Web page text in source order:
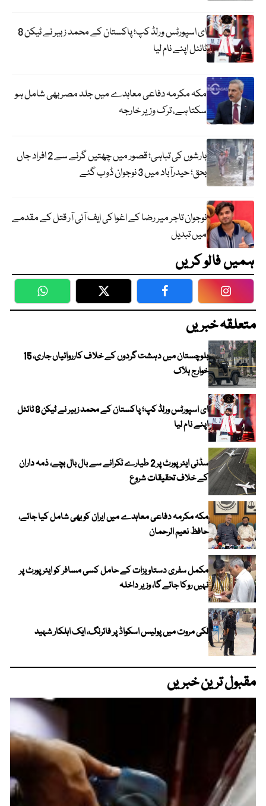
ای اسپورٹس ورلڈ کپ؛ پاکستان کے محمد زبیر نے ٹیکن 8
ٹائٹل اپنے نام لیا
مکہ مکرمہ دفاعی معاہدے میں جلد مصر بھی شامل ہو
سکتا ہے، ترک وزیر خارجہ
بارشوں کی تباہی؛ قصور میں چھتیں گرنے سے 2 افراد جاں
بحق؛ حیدرآباد میں 3 نوجوان ڈوب گئے
نوجوان تاجر میر رضا کے اغوا کی ایف آئی آر قتل کے مقدمے
میں تبدیل
ہمیں فالو کریں
WhatsApp Twitter Facebook
متعلقہ خبریں
بلوچستان میں دہشت گردوں کے خلاف کارروائیاں جاری، 15
خوارج ہلاک
ای اسپورٹس ورلڈ کپ؛ پاکستان کے محمد زبیر نے ٹیکن 8 ٹائٹل
اپنے نام لیا
سڈنی ایئرپورٹ پر 2 طیارے ٹکرانے سے بال بال بچے، ذمہ داران
کے خلاف تحقیقات شروع
مکہ مکرمہ دفاعی معاہدے میں ایران کو بھی شامل کیا جائے،
حافظ نعیم الرحمان
مکمل سفری دستاویزات کے حامل کسی مسافر کو ایئرپورٹ پر
نہیں روکا جائے گا، وزیر داخلہ
لکی مروت میں پولیس اسکواڈ پر فائرنگ، ایک اہلکار شہید
مقبول ترین خبریں